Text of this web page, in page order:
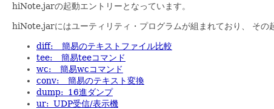
hiNote.jarの起動エントリーとなっています。
hiNote.jarにはユーティリティ・プログラムが組まれており、 その
diff: 簡易のテキストファイル比較
tee: 簡易teeコマンド
wc: 簡易wcコマンド
conv: 簡易のテキスト変換
dump: 16進ダンプ
ur: UDP受信/表示機